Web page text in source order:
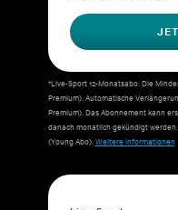
*Live-Sport 12-Monatsabo: Die
Premium). Automatische
Premium). Das Abonnement kann
danach monatlich gekündigt
(Young Abo).Weitere Informationen